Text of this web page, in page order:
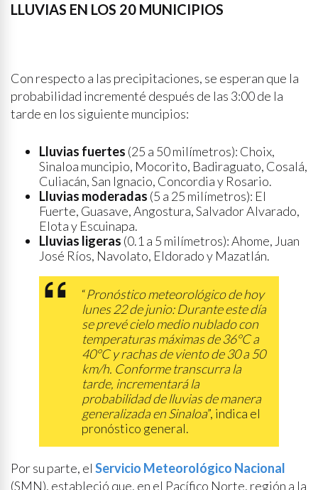
LLUVIAS EN LOS 20 MUNICIPIOS
Con respecto a las precipitaciones, se esperan que la
probabilidad incrementé después de las 3:00 de la
tarde en los siguiente muncipios:
Lluvias fuertes (25 a 50 milímetros): Choix,
Sinaloa muncipio, Mocorito, Badiraguato, Cosalá,
Culiacán, San Ignacio, Concordia y Rosario.
Lluvias moderadas (5 a 25 milímetros): El
Fuerte, Guasave, Angostura, Salvador Alvarado,
Elota y Escuinapa.
Lluvias ligeras (0.1 a 5 milímetros): Ahome, Juan
José Ríos, Navolato, Eldorado y Mazatlán.
“Pronóstico meteorológico de hoy
lunes 22 de junio: Durante este día
se prevé cielo medio nublado con
temperaturas máximas de 36°C a
40°C y rachas de viento de 30 a 50
km/h. Conforme transcurra la
tarde, incrementará la
probabilidad de lluvias de manera
generalizada en Sinaloa”, indica el
pronóstico general.
Por su parte, el Servicio Meteorológico Nacional
(SMN), estableció que, en el Pacífico Norte, región a la